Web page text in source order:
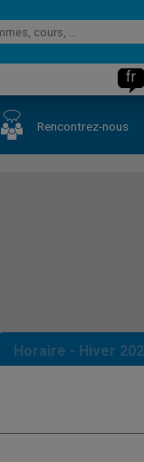
fr
Rencontrez-nous
Horaire - Hiver